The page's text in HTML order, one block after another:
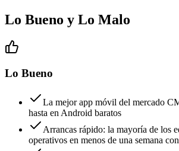
Lo Bueno y Lo Malo
Lo Bueno
La mejor app móvil del mercado
hasta en Android baratos
Arrancas rápido: la mayoría de los
operativos en menos de una semana